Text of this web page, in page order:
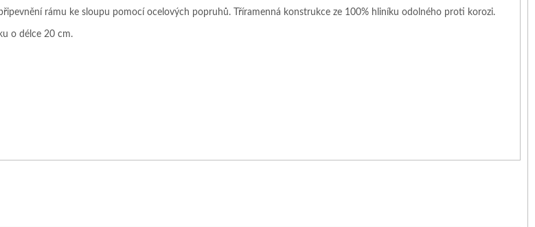
rámu ke sloupu pomocí ocelových popruhů. Tříramenná konstrukce ze 100% hliníku odolného proti korozi.
o délce 20 cm.